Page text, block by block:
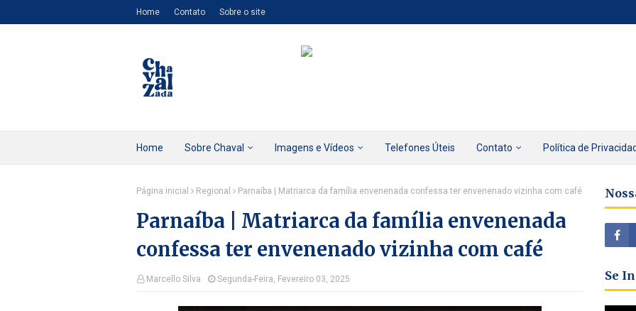
Home Contato Sobre o site
Home Sobre Chaval Imagens e Vídeos Telefones Úteis Contato Política de
Página inicial Regional Parnaíba | Matriarca da família envenenada confessa ter envenenado vizinha com café
Parnaíba | Matriarca da família envenenada
confessa ter envenenado vizinha com café
Marcello Silva Segunda-Feira, Fevereiro 03, 2025 Se